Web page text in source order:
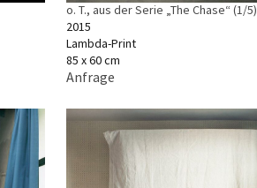
o. T., aus der Serie „The Chase“ (1/5)
2015
Lambda-Print
85 x 60 cm
Anfrage